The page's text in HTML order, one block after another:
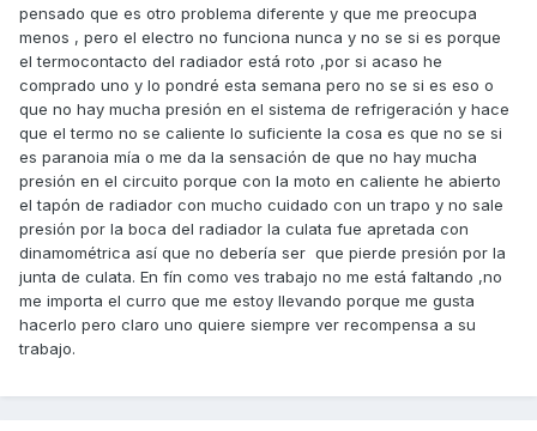
pensado que es otro problema diferente y que me preocupa
menos , pero el electro no funciona nunca y no se si es porque
el termocontacto del radiador está roto ,por si acaso he
comprado uno y lo pondré esta semana pero no se si es eso o
que no hay mucha presión en el sistema de refrigeración y hace
que el termo no se caliente lo suficiente la cosa es que no se si
es paranoia mía o me da la sensación de que no hay mucha
presión en el circuito porque con la moto en caliente he abierto
el tapón de radiador con mucho cuidado con un trapo y no sale
presión por la boca del radiador la culata fue apretada con
dinamométrica así que no debería ser que pierde presión por la
junta de culata. En fín como ves trabajo no me está faltando ,no
me importa el curro que me estoy llevando porque me gusta
hacerlo pero claro uno quiere siempre ver recompensa a su
trabajo.